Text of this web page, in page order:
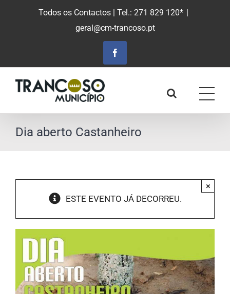
Todos os Contactos | Tel.: 271 829 120* |
geral@cm-trancoso.pt
Facebook
Dia aberto Castanheiro
ESTE EVENTO JÁ DECORREU.
×